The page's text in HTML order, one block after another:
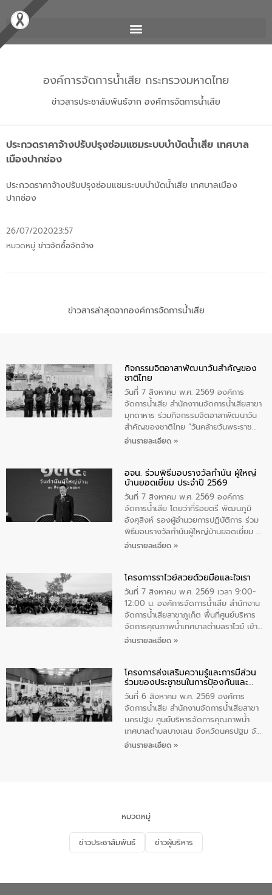
องค์การจัดการน้ำเสีย กระทรวงมหาดไทย
ข่าวสารประชาสัมพันธ์จาก องค์การจัดการน้ำเสีย
ประกวดราคาจ้างปรับปรุงซ่อมแซมระบบบำบัดน้ำเสีย เทศบาล
เมืองปากช่อง
ประกวดราคาจ้างปรับปรุงซ่อมแซมระบบบำบัดน้ำเสีย เทศบาลเมือง
ปากช่อง
26/07/202023:57
หมวดหมู่ ข่าวจัดซื้อจัดจ้าง
ข่าวสารล่าสุดจากองค์การจัดการน้ำเสีย
กิจกรรมจิตอาสาพัฒนาวันสําคัญของ
ชาติไทย
วันที่ 7 สิงหาคม พ.ศ. 2569 องค์การ
จัดการน้ำเสีย สำนักงาานจัดการน้ำเสียสาขา
มุกดาหาร ร่วมกิจกรรมจิตอาสาพัฒนาวัน
สําคัญของชาติไทย “วันคล้ายวันพระราช
สมภพ สมเด็จพระนางเจ้าสิริกิติ์พระบรม
ทิพย์คำ รองผู้ว่าราชการจังหวัดมุกดาหาร
เป็นประธานในพิธี ณ เรือนจําชั่วคราวนาโสก
ตําบลนาโสก อําเภอเมืองมุกดาหาร จังหวัด
มุกดาหาร โดยในกิจกรรมได้ร่วมปลูกป่า และ
ทําความสะอาดภายในบริเวณ จัดกิจกรรม
เพื่อถวายเป็นพระราชกุศล สมเด็จพระนาง
เจ้าสิริกิติ์พระบรมราชินีนาถ พระบรมราช
อ่านรายละเอียด »
อจน. ร่วมพิธีมอบรางวัลกำนัน ผู้ใหญ่
บ้านยอดเยี่ยม ประจำปี 2569
วันที่ 7 สิงหาคม พ.ศ. 2569 องค์การ
จัดการน้ำเสีย โดยว่าที่ร้อยตรี พัฒนภูมิ
อังศุสิงห์ รองผู้อำนวยการปฏิบัติการ ร่วม
พิธีมอบรางวัลกำนันผู้ใหญ่บ้านยอดเยี่ยม ณ
ทำเนียบรัฐบาล โดยมีนายอนุทิน ชาญวีรกูล
ทองคำและประกาศเกียรติคุณให้แก่ กำนัน
ผู้ใหญ่บ้านยอดเยี่ยม พร้อมกล่าวชื่นชม ให้
โอวาท และมอบนโยบาย
อ่านรายละเอียด »
โครงการราไวย์สวยด้วยมือและใจเรา
วันที่ 7 สิงหาคม พ.ศ. 2569 เวลา 9:00-
12:00 น. องค์การจัดการน้ำเสีย สำนักงาน
จัดการน้ำเสียสาขาภูเก็ต พื้นที่ศูนย์บริหาร
จัดการคุณภาพน้ำเทศบาลตำบลราไวย์ เข้า
ร่วมโครงการราไวย์สวยด้วยมือและใจเรา
ประชาชน ตัวแทนจากโรงแรมต่างๆ ในเขต
เทศบาลตำบลราไวย์ ศูนย์บริหารจัดการ
คุณภาพน้ำเทศบาลตำบลราไวย์ นำโดยนาย
น้อย แก้วเศษ ผู้จัดการสำนักงานจัดการน้ำ
เสียสาขาภูเก็ต พร้อมด้วยเจ้าหน้าที่ จำนวน
5 คน ร่วมทำกิจกรรม ทำความสะอาด
ชายหาดและแหล่งท่องเที่ยว ณ บริเวณ
อ่านรายละเอียด »
โครงการส่งเสริมความรู้และการมีส่วน
ร่วมของประชาชนในการป้องกันและ
แก้ไขปัญหาน้ำเสียอย่างยั่งยืน
วันที่ 6 สิงหาคม พ.ศ. 2569 องค์การ
จัดการน้ำเสีย สำนักงานจัดการน้ำเสียสาขา
นครปฐม ศูนย์บริหารจัดการคุณภาพน้ำ
เทศบาลตำบลบางเลน จังหวัดนครปฐม จัด
กิจกรรมภายใต้โครงการส่งเสริมความรู้และ
จัดการน้ำเสียและสร้างจิตสำนึกในการ
อนุรักษ์สิ่งแวดล้อม ในหัวข้อ “น้ำเสียชุมชน
และการบำบัดน้ำเสียเบื้องต้น” โดยให้ความรู้
เกี่ยวกับสาเหตุและผลกระทบของน้ำเสีย
ณ เทศบาลตำบลบางเลน จังหวัดนครปฐม
อ่านรายละเอียด »
หมวดหมู่
ข่าวประชาสัมพันธ์ ข่าวผู้บริหาร